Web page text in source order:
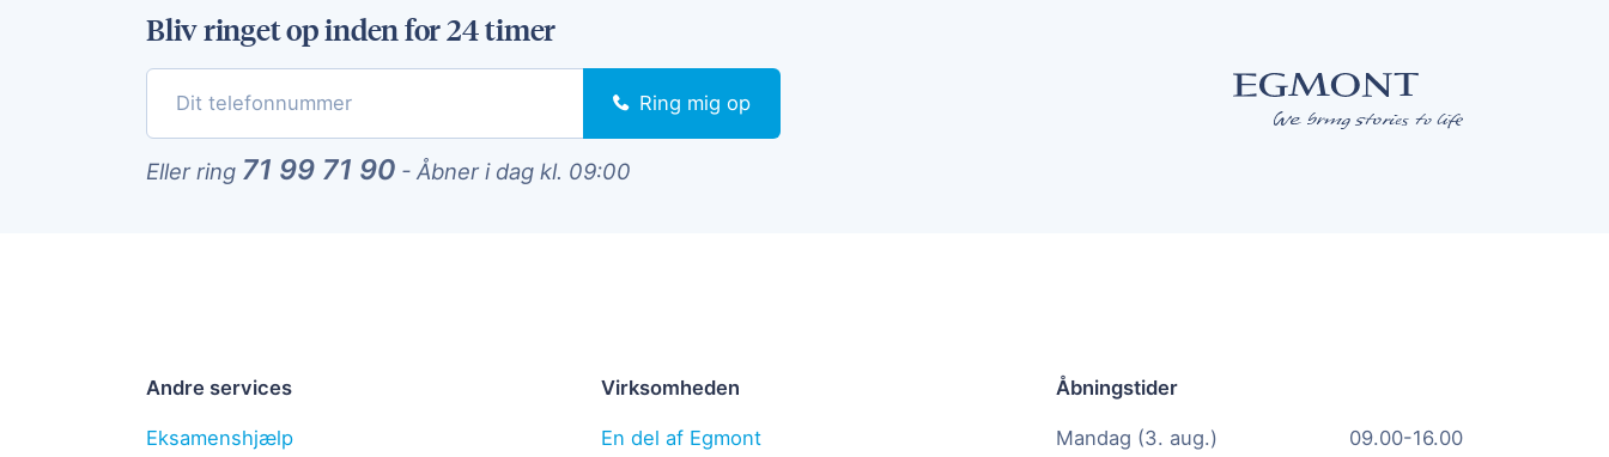
Bliv ringet op inden for 24 timer
Ring mig op
Eller ring 71 99 71 90 - Åbner i dag kl. 09:00
Andre services
Eksamenshjælp
Virksomheden
En del af Egmont
Åbningstider
Mandag (3. aug.) 09.00-16.00